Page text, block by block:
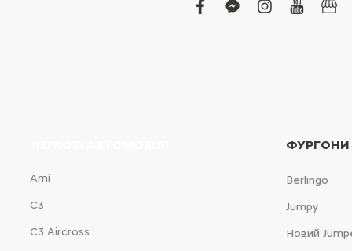
facebook
facebook-
instagram
youtube
Ami
С3
С3 Aircross
ФУРГОНИ
Berlingo
Jumpy
Новий